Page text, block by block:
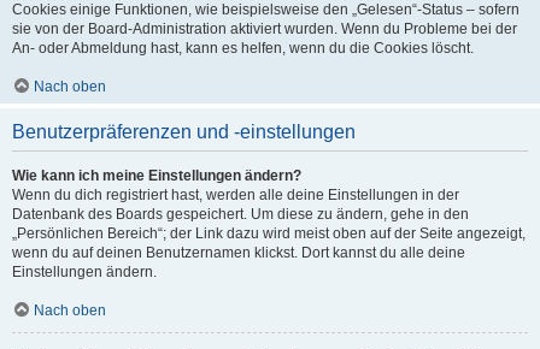
Cookies einige Funktionen, wie beispielsweise den „Gelesen“-Status – sofern
sie von der Board-Administration aktiviert wurden. Wenn du Probleme bei der
An- oder Abmeldung hast, kann es helfen, wenn du die Cookies löscht.
Nach oben
Benutzerpräferenzen und -einstellungen
Wie kann ich meine Einstellungen ändern?
Wenn du dich registriert hast, werden alle deine Einstellungen in der
Datenbank des Boards gespeichert. Um diese zu ändern, gehe in den
„Persönlichen Bereich“; der Link dazu wird meist oben auf der Seite angezeigt,
wenn du auf deinen Benutzernamen klickst. Dort kannst du alle deine
Einstellungen ändern.
Nach oben